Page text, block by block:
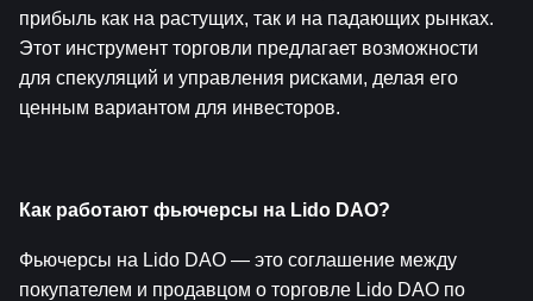
прибыль как на растущих, так и на падающих рынках.
Этот инструмент торговли предлагает возможности
для спекуляций и управления рисками, делая его
ценным вариантом для инвесторов.
Как работают фьючерсы на Lido DAO?
Фьючерсы на Lido DAO — это соглашение между
покупателем и продавцом о торговле Lido DAO по